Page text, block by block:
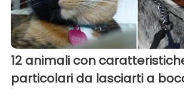
12 animali con
particolari da lasciarti a